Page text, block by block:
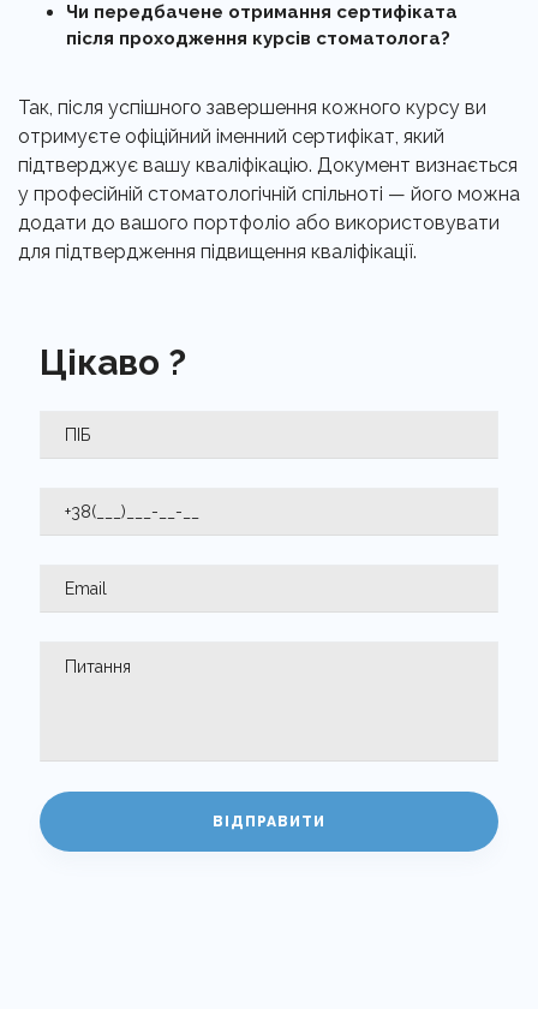
Чи передбачене отримання сертифіката
після проходження курсів стоматолога?
Так, після успішного завершення кожного курсу ви
отримуєте офіційний іменний сертифікат, який
підтверджує вашу кваліфікацію. Документ визнається
у професійній стоматологічній спільноті — його можна
додати до вашого портфоліо або використовувати
для підтвердження підвищення кваліфікації.
Цікаво ?